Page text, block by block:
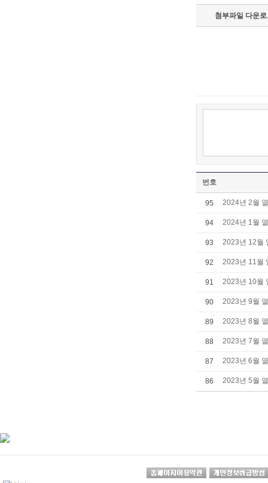
첨부파일 다운
번호
95 2024년 2월
94 2024년 1월
93 2023년 12월
92 2023년 11월
91 2023년 10월
90 2023년 9월
89 2023년 8월
88 2023년 7월
87 2023년 6월
86 2023년 5월